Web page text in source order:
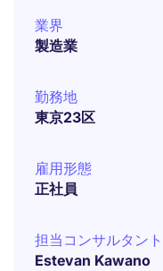
業界
製造業
勤務地
東京23区
雇用形態
正社員
担当コンサルタント
Estevan Kawano